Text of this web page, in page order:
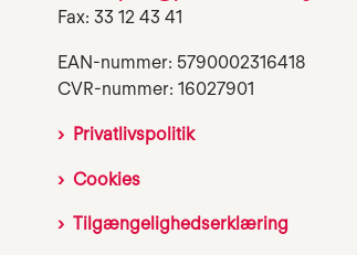
Fax: 33 12 43 41
EAN-nummer: 5790002316418
CVR-nummer: 16027901
Privatlivspolitik
Cookies
Tilgængelighedserklæring